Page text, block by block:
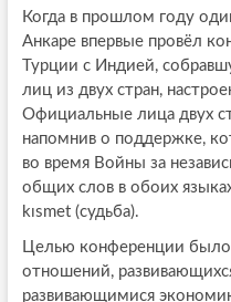
Когда в прошлом году
Анкаре впервые провёл
Турции с Индией,
лиц из двух стран,
Официальные лица двух
напомнив о поддержке,
во время Войны за
общих слов в обоих
kısmet (судьба).
Целью конференции было
отношений,
развивающимися